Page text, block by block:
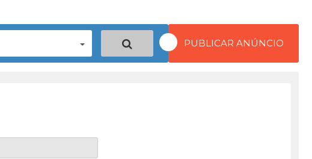
PUBLICAR ANÚNCIO